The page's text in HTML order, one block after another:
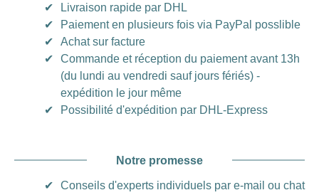
✔
Livraison rapide par DHL
✔
Paiement en plusieurs fois via PayPal posslible
✔
Achat sur facture
✔
Commande et réception du paiement avant 13h
(du lundi au vendredi sauf jours fériés) -
expédition le jour même
✔
Possibilité d'expédition par DHL-Express
Notre promesse
✔
Conseils d'experts individuels par e-mail ou chat